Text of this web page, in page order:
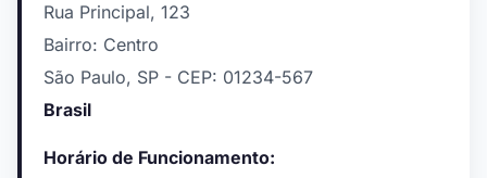
Rua Principal, 123
Bairro: Centro
São Paulo, SP - CEP: 01234-567
Brasil
Horário de Funcionamento: